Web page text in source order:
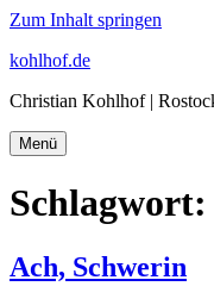
Zum Inhalt springen
kohlhof.de
Christian Kohlhof |
Menü
Schlagwort:
Ach, Schwerin